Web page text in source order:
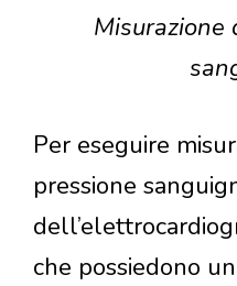
Misurazione
Per eseguire
pressione
che possiedono